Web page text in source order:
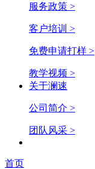
服务政策 >
客户培训 >
免费申请打样 >
教学视频 >
关于澜速
公司简介 >
团队风采 >
首页